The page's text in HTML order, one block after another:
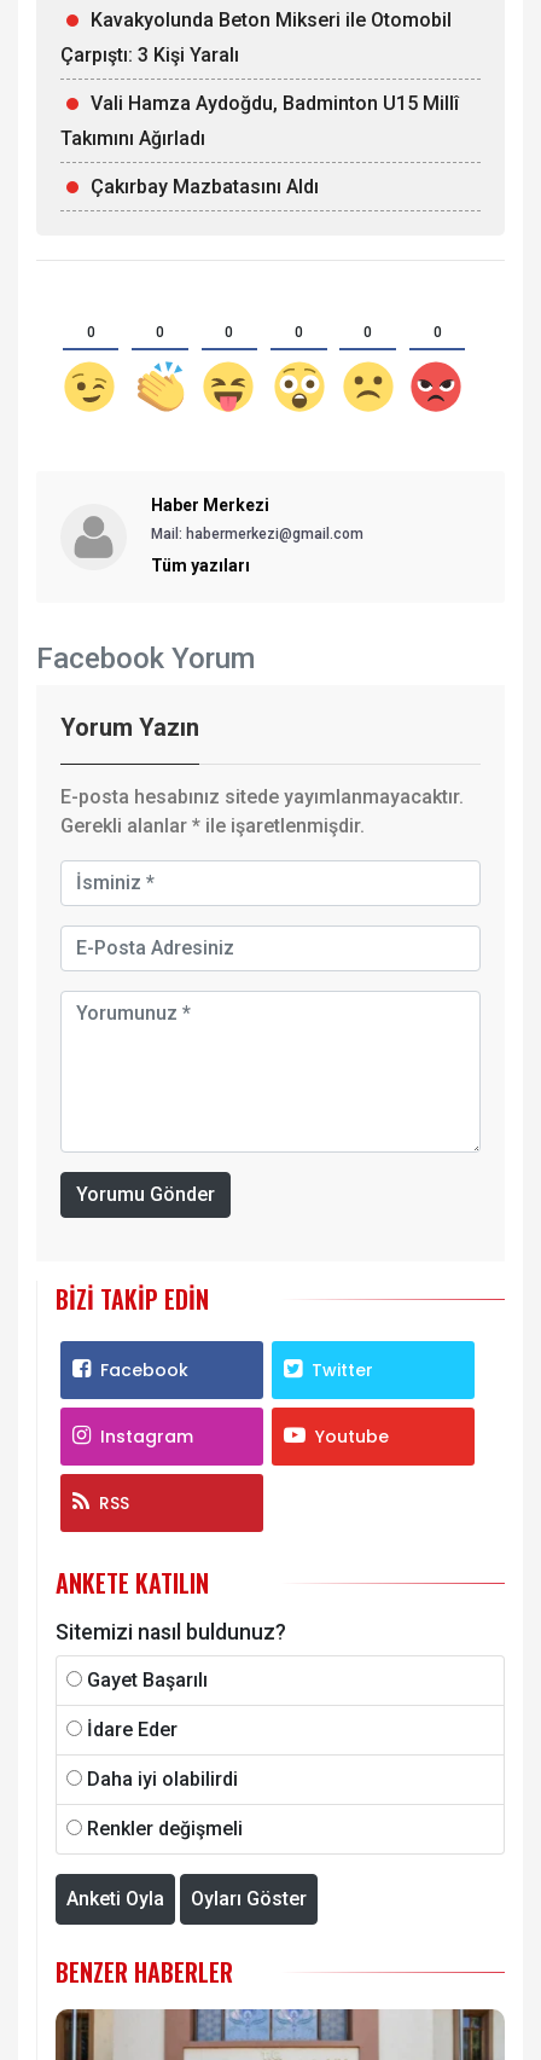
Kavakyolunda Beton Mikseri ile Otomobil
Çarpıştı: 3 Kişi Yaralı
Vali Hamza Aydoğdu, Badminton U15 Millî
Takımını Ağırladı
Çakırbay Mazbatasını Aldı
0 0 0 0 0 0
Haber Merkezi
Mail: habermerkezi@gmail.com
Tüm yazıları
Facebook Yorum
Yorum Yazın
E-posta hesabınız sitede yayımlanmayacaktır.
Gerekli alanlar * ile işaretlenmişdir.
Yorumu Gönder
BIZI TAKIP EDIN
Facebook Twitter
Instagram Youtube
RSS
ANKETE KATILIN
Sitemizi nasıl buldunuz?
Gayet Başarılı
İdare Eder
Daha iyi olabilirdi
Renkler değişmeli
Anketi Oyla Oyları Göster
BENZER HABERLER